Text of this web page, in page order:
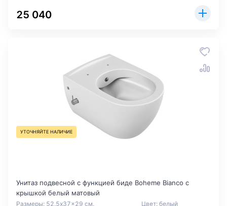
25 040
УТОЧНЯЙТЕ НАЛИЧИЕ
Унитаз подвесной с функцией биде Boheme Bianco с
крышкой белый матовый
Размеры: 52.5x37x29 см.
Цвет: белый